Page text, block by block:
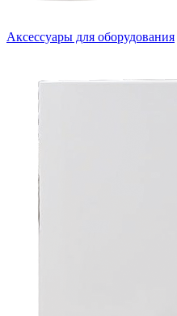
Аксессуары для оборудования